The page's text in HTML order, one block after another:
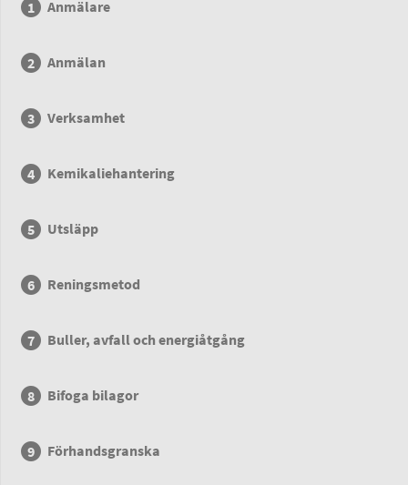
Anmälare
Anmälan
Verksamhet
Kemikaliehantering
Utsläpp
Reningsmetod
Buller, avfall och energiåtgång
Bifoga bilagor
Förhandsgranska